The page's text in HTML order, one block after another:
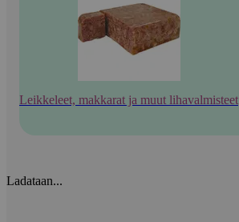
Leikkeleet, makkarat ja muut lihavalmisteet
Ladataan...